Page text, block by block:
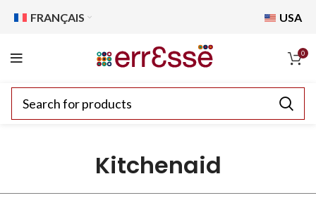
FRANÇAIS USA
0
Kitchenaid